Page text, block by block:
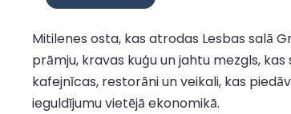
Mitilenes osta, kas atrodas Lesbas salā
prāmju, kravas kuģu un jahtu mezgls,
kafejnīcas, restorāni un veikali, kas
ieguldījumu vietējā ekonomikā.